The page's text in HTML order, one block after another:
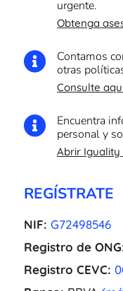
urgente.
Obtenga

Contamos
otras
Consulte

Encuentra
personal y
Abrir Iguality
REGÍSTRATE
NIF: G72498546
Registro de
Registro CEVC: